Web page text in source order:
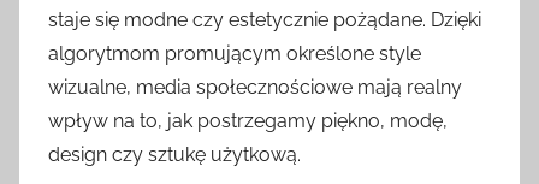
staje się modne czy estetycznie pożądane. Dzięki
algorytmom promującym określone style
wizualne, media społecznościowe mają realny
wpływ na to, jak postrzegamy piękno, modę,
design czy sztukę użytkową.